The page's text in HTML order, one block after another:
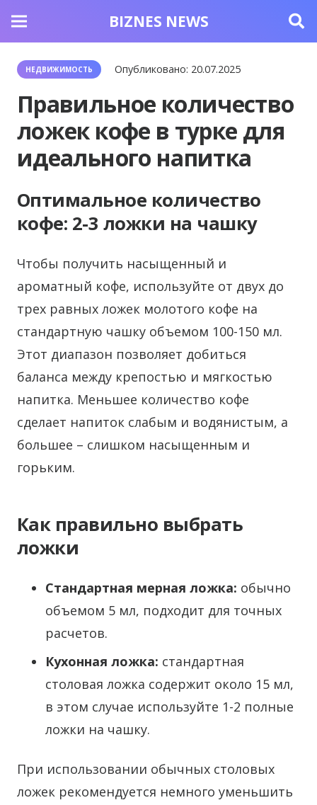
BIZNES NEWS
НЕДВИЖИМОСТЬ Опубликовано: 20.07.2025
Правильное количество
ложек кофе в турке для
идеального напитка
Оптимальное количество
кофе: 2-3 ложки на чашку
Чтобы получить насыщенный и
ароматный кофе, используйте от двух до
трех равных ложек молотого кофе на
стандартную чашку объемом 100-150 мл.
Этот диапазон позволяет добиться
баланса между крепостью и мягкостью
напитка. Меньшее количество кофе
сделает напиток слабым и водянистым, а
большее – слишком насыщенным и
горьким.
Как правильно выбрать
ложки
Стандартная мерная ложка: обычно
объемом 5 мл, подходит для точных
расчетов.
Кухонная ложка: стандартная
столовая ложка содержит около 15 мл,
в этом случае используйте 1-2 полные
ложки на чашку.
При использовании обычных столовых
ложек рекомендуется немного уменьшить